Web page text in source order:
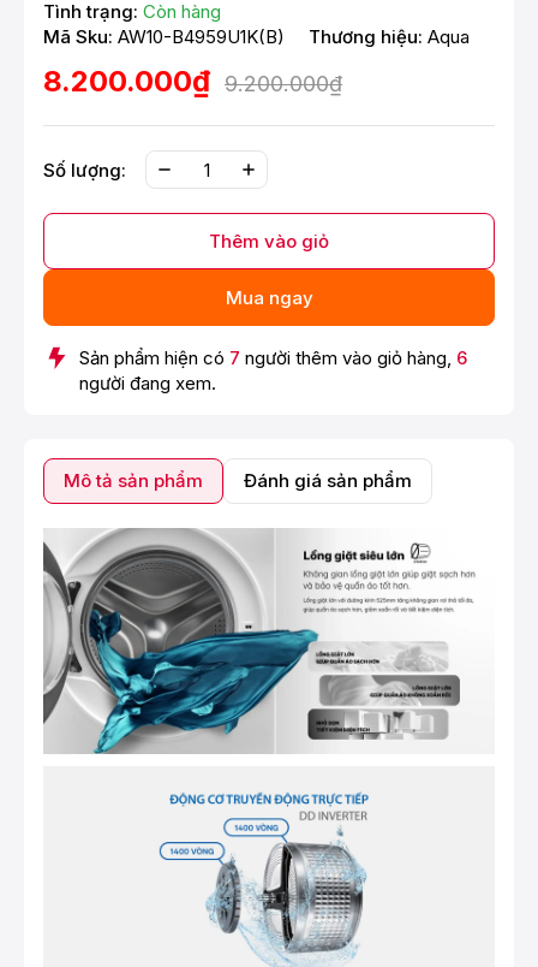
Tình trạng: Còn hàng
Mã Sku: AW10-B4959U1K(B) Thương hiệu: Aqua
8.200.000₫ 9.200.000₫
Số lượng:
Thêm vào giỏ
Mua ngay
Sản phẩm hiện có 7 người thêm vào giỏ hàng, 6
người đang xem.
Mô tả sản phẩm Đánh giá sản phẩm